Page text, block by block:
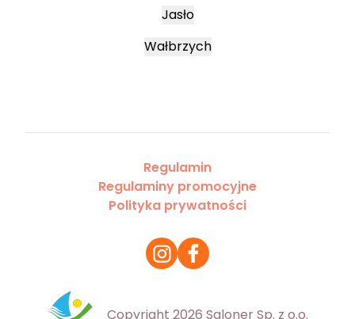
Jasło
Wałbrzych
Regulamin
Regulaminy promocyjne
Polityka prywatności
Copyright 2026 Saloner Sp. z o.o.